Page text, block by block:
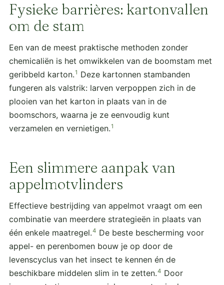
Fysieke barrières: kartonvallen
om de stam
Een van de meest praktische methoden zonder
chemicaliën is het omwikkelen van de boomstam met
geribbeld karton.1 Deze kartonnen stambanden
fungeren als valstrik: larven verpoppen zich in de
plooien van het karton in plaats van in de
boomschors, waarna je ze eenvoudig kunt
verzamelen en vernietigen.1
Een slimmere aanpak van
appelmotvlinders
Effectieve bestrijding van appelmot vraagt om een
combinatie van meerdere strategieën in plaats van
één enkele maatregel.4 De beste bescherming voor
appel- en perenbomen bouw je op door de
levenscyclus van het insect te kennen én de
beschikbare middelen slim in te zetten.4 Door